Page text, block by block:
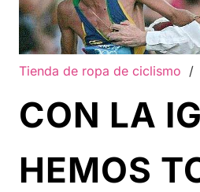
Tienda de ropa de ciclismo /
CON LA
HEMOS